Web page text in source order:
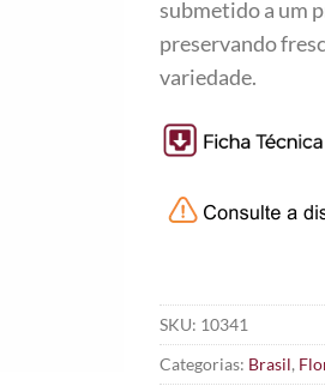
submetido a um
preservando
variedade.
SKU: 10341
Categorias: Brasil,